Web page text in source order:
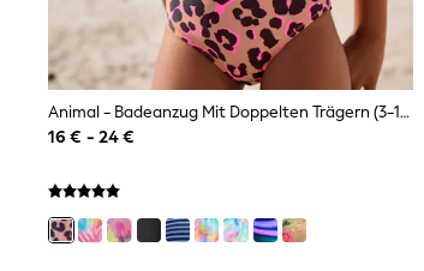
Socks & Tights
All Bags & Accessories
Bags
All Occasionwear
All Partywear
Wedding
Shoes
Cardigans
Skirts
Animal - Badeanzug Mit Doppelten Trägern (3-16Jahre)
16 € - 24 €